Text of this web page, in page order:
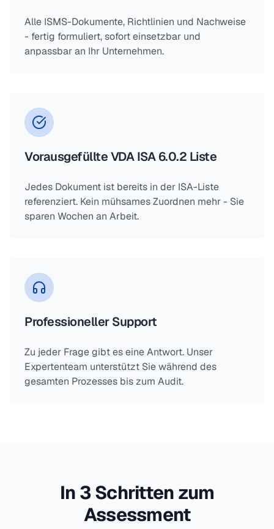
Alle ISMS-Dokumente, Richtlinien und Nachweise
- fertig formuliert, sofort einsetzbar und
anpassbar an Ihr Unternehmen.
Vorausgefüllte VDA ISA 6.0.2 Liste
Jedes Dokument ist bereits in der ISA-Liste
referenziert. Kein mühsames Zuordnen mehr - Sie
sparen Wochen an Arbeit.
Professioneller Support
Zu jeder Frage gibt es eine Antwort. Unser
Expertenteam unterstützt Sie während des
gesamten Prozesses bis zum Audit.
In 3 Schritten zum
Assessment